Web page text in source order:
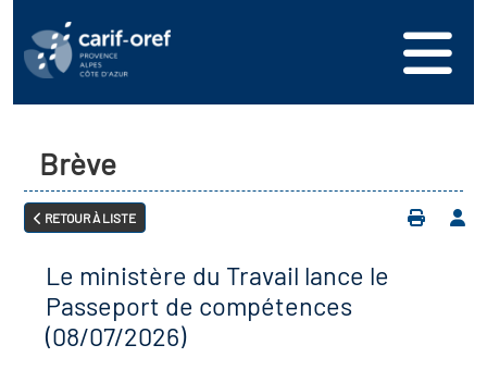
formation
de l'offre de
en région
des territoires
Partenariale de la
(OPC)
connecter
votre offre de
Brève
RETOUR À LISTE
Le ministère du Travail lance le
Passeport de compétences
(08/07/2026)